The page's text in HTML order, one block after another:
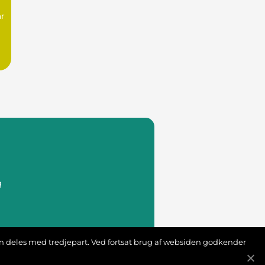
med tredjepart. Ved fortsat brug af websiden godkender